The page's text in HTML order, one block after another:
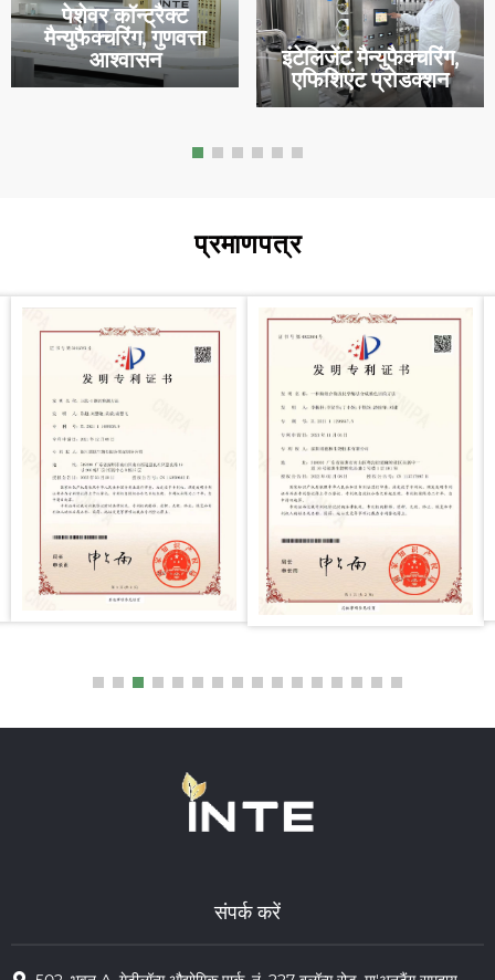
पेशेवर कॉन्ट्रैक्ट
मैन्युफैक्चरिंग, गुणवत्ता
आश्वासन
इंटेलिजेंट मैन्युफैक्चरिंग,
एफिशिएंट प्रोडक्शन
प्रमाणपत्र
संपर्क करें